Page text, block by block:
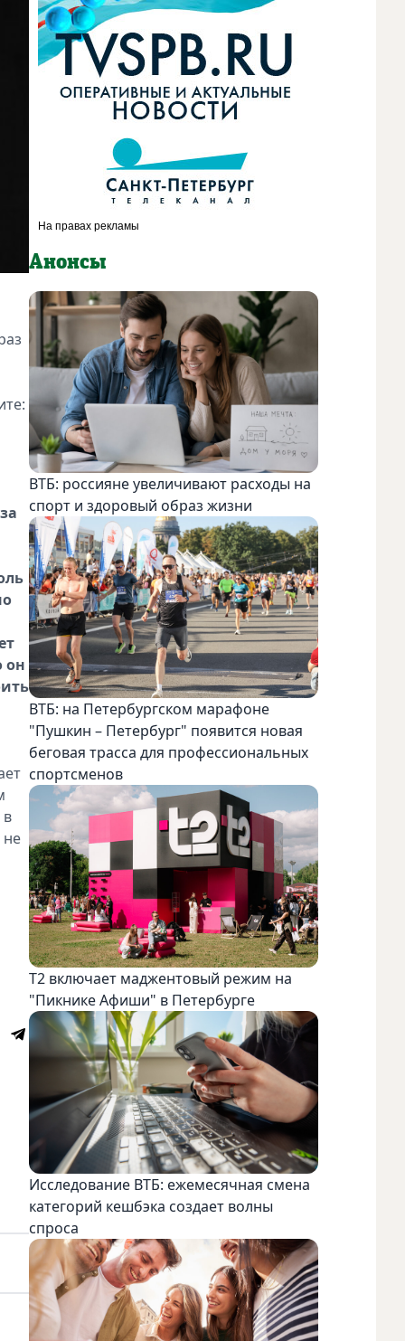
он
в
не
Анонсы
ВТБ: россияне увеличивают расходы на
спорт и здоровый образ жизни
ВТБ: на Петербургском марафоне
"Пушкин – Петербург" появится новая
беговая трасса для профессиональных
спортсменов
Т2 включает маджентовый режим на
"Пикнике Афиши" в Петербурге
Исследование ВТБ: ежемесячная смена
категорий кешбэка создает волны
спроса